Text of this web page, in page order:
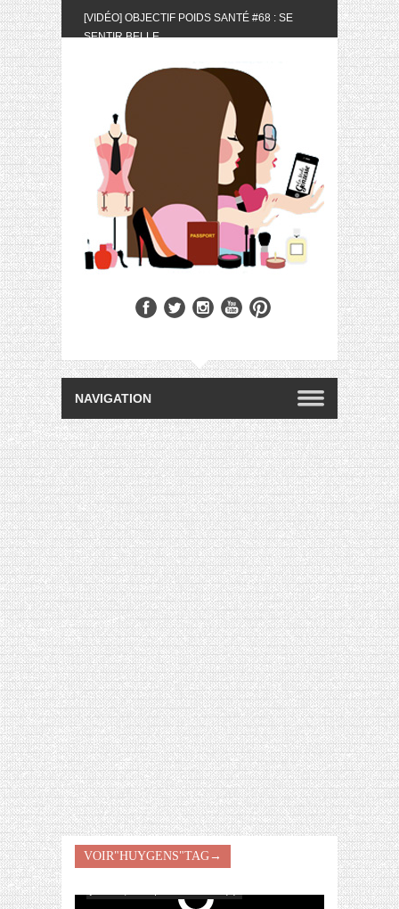
[VIDÉO] OBJECTIF POIDS SANTÉ #68 : SE
SENTIR BELLE
MOIS DE MAI 2024
[VIDÉO] UNBOXING : LES MY LITTLE &
BIOTYFULL BOX DU MOIS DE MAI 2024 FEAT.
AKILA
[VIDÉO] LA SÉLECTION DU MOIS #AVRIL2024
[VIDÉO] QUITOQUE #10 : MEAL PREP &
CONVIVIALITÉ
[VIDÉO] UNBOXING : LES MY LITTLE &
BIOTYFULL BOX DU MOIS D’AVRIL 2024
FEAT. AKILA
[VIDÉO] OBJECTIF POIDS SANTÉ #67 : L’AVIS
[VIDÉO] UNBOXING : LES MY LITTLE &
[VIDÉO] LA SÉLECTION DU MOIS
#JANVIER2024
RECETTES RISOTTO
VOIR"HUYGENS"TAG→
[Focus] La marque Huygens